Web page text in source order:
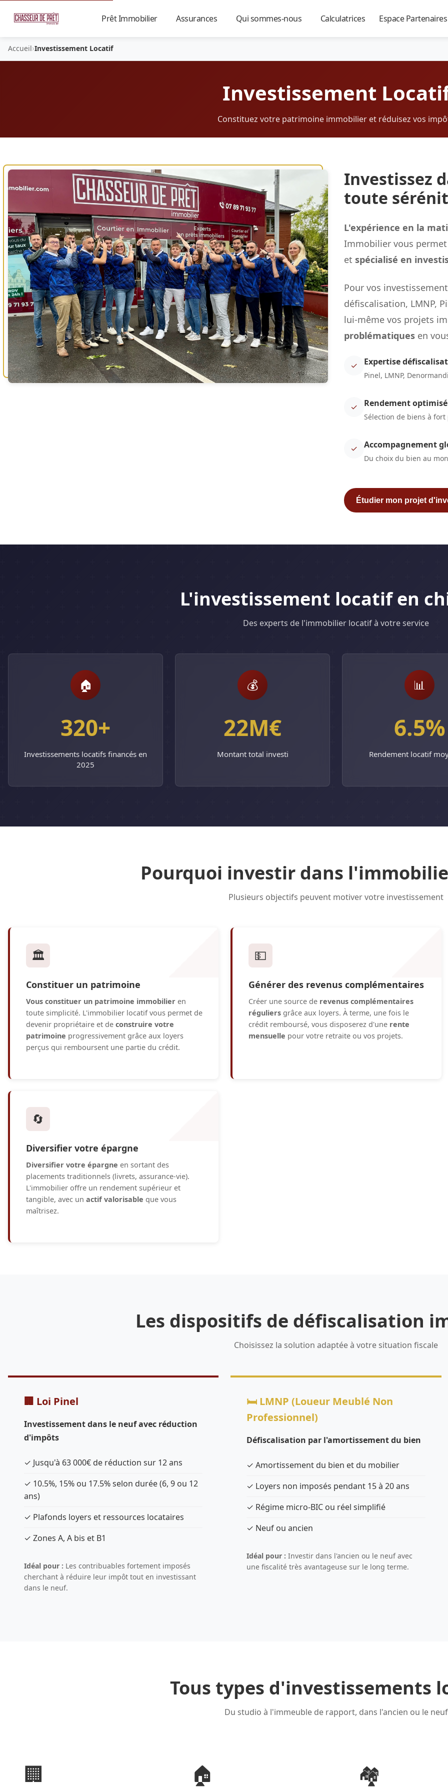
Prêt Immobilier Assurances Qui sommes-nous Calculatrices Espace Partenaires
Accueil›Investissement Locatif
Investissement
Constituez votre patrimoine immobilier et réduisez vos
Investissez
toute
L'expérience en la
Immobilier vous
et spécialisé en
Pour vos
défiscalisation, LMNP,
lui-même vos projets
problématiques en
✓ Expertise
Pinel, LMNP,
✓ Rendement optimisé
Sélection de biens à
✓ Accompagnement
Du choix du bien au
Étudier mon projet
L'investissement locatif en
Des experts de l'immobilier locatif à votre service
🏠
320+
Investissements locatifs financés en
2025
💰
22M€
Montant total investi
📊
6.5%
Rendement locatif
Pourquoi investir dans
Plusieurs objectifs peuvent motiver votre investissement
🏛️
Constituer un patrimoine
Vous constituer un patrimoine immobilier en
toute simplicité. L'immobilier locatif vous permet de
devenir propriétaire et de construire votre
patrimoine progressivement grâce aux loyers
perçus qui remboursent une partie du crédit.
💵
Générer des revenus complémentaires
Créer une source de revenus complémentaires
réguliers grâce aux loyers. À terme, une fois le
crédit remboursé, vous disposerez d'une rente
mensuelle pour votre retraite ou vos projets.
🔄
Diversifier votre épargne
Diversifier votre épargne en sortant des
placements traditionnels (livrets, assurance-vie).
L'immobilier offre un rendement supérieur et
tangible, avec un actif valorisable que vous
maîtrisez.
Les dispositifs de défiscalisation
Choisissez la solution adaptée à votre situation fiscale
🏢 Loi Pinel
Investissement dans le neuf avec réduction
d'impôts
✓ Jusqu'à 63 000€ de réduction sur 12 ans
✓ 10.5%, 15% ou 17.5% selon durée (6, 9 ou 12
ans)
✓ Plafonds loyers et ressources locataires
✓ Zones A, A bis et B1
Idéal pour : Les contribuables fortement imposés
cherchant à réduire leur impôt tout en investissant
dans le neuf.
🛏️ LMNP (Loueur Meublé Non
Professionnel)
Défiscalisation par l'amortissement du bien
✓ Amortissement du bien et du mobilier
✓ Loyers non imposés pendant 15 à 20 ans
✓ Régime micro-BIC ou réel simplifié
✓ Neuf ou ancien
Idéal pour : Investir dans l'ancien ou le neuf avec
une fiscalité très avantageuse sur le long terme.
Tous types d'investissements
Du studio à l'immeuble de rapport, dans l'ancien ou le neuf
🏢 🏠 🏘️